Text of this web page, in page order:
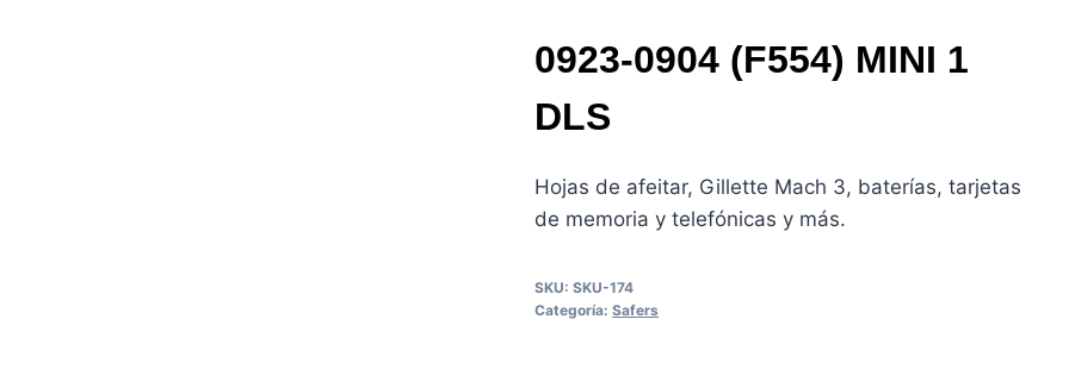
0923-0904 (F554) MINI 1
DLS
Hojas de afeitar, Gillette Mach 3, baterías, tarjetas
de memoria y telefónicas y más.
SKU:SKU-174
Categoría:Safers